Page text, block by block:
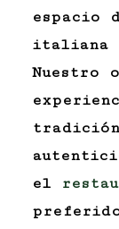
espacio
italiana
Nuestro
el